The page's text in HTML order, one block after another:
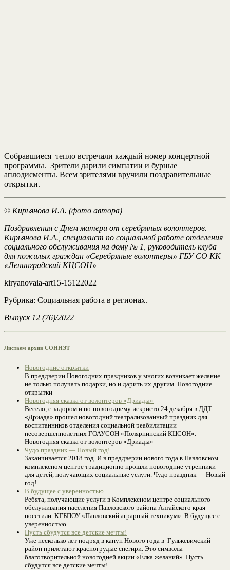
Собравшиеся тепло встречали каждый номер концертной
программы. Зрители дарили симпатии и бурные
аплодисменты. Всем зрителями вручили поздравительные
открытки.
© Кирьянова И.А. (фото автора)
Поздравления с Днем матери от серебряных волонтеров.
Кирьянова И.А., специалист по социальной работе отделения
социального обслуживания на дому № 1, руководитель клуба
для пожилых граждан «Серебряные волонтеры» ГБУ СО КК
«Ленинградский КЦСОН»
kiryanovaia-art15-15122022
Рубрика: Социальная работа в регионах.
Выпуск 12 (76)/2022
Листаем архив СОННЭТ
Новогодние открытки
В преддверии Новогодних праздников у многих возникает желание
не только получать подарки, но и дарить их другим. Новогодние
открытки
Новогодняя сказка от волонтеров «Дриады»
Весело, с задором и по-новогоднему искристо 24 декабря в ДДТ
«Дриада» прошел новогодний театрализованный праздник для
воспитанников отделения социальной реабилитации
несовершеннолетних ГОАУСОН «Полярнинский КЦСОН».
Новогодняя сказка от волонтеров «Дриады»
Чудо праздник — Новый год!
Заканчивается 2018 год. И в преддверии нового года в Павловском
комплексном центре традиционно прошли новогодние утренники
для детей, получающих социальные услуги. Чудо праздник — Новый
год!
В будущее с уверенностью
Ребята, получающие услуги в Комплексном центре социального
обслуживания населения Павловского района Алтайского края
посетили КГБПОУ «Павловский аграрный техникум». В будущее с
уверенностью
Пусть сбудутся все детские мечты!
Уже несколько лет подряд в канун Нового года в Гулькевичский
район прилетают красногрудые снегири. Это символы
благотворительной новогодней акции «Ёлка желаний». Пусть
сбудутся все детские мечты!